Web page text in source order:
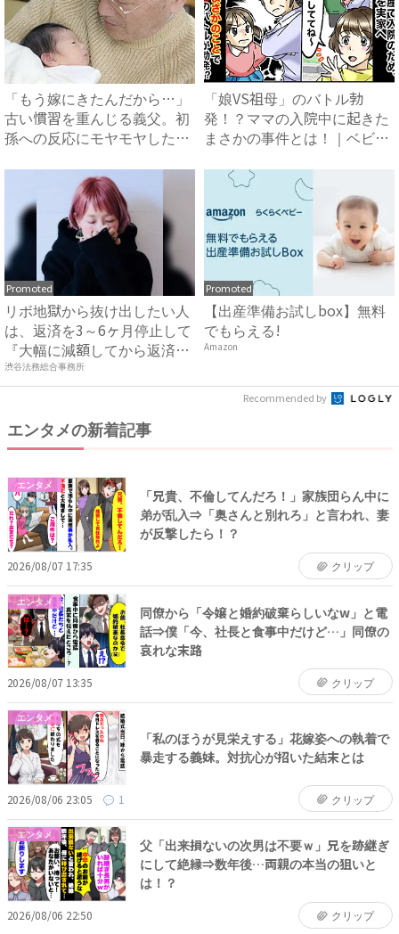
「もう嫁にきたんだから…」
古い慣習を重んじる義父。初
孫への反応にモヤモヤした体
「娘VS祖母」のバトル勃
発！？ママの入院中に起きた
まさかの事件とは！｜ベビー
Promoted
リボ地獄から抜け出したい人
は、返済を3～6ヶ月停止して
『大幅に減額してから返済
す...
渋谷法務総合事務所
Promoted
【出産準備お試しbox】無料
でもらえる!
Amazon
Recommended by
エンタメの新着記事
エンタメ
「兄貴、不倫してんだろ！」家族団らん中に
弟が乱入⇒「奥さんと別れろ」と言われ、妻
が反撃したら！？
2026/08/07 17:35 クリップ
エンタメ
同僚から「令嬢と婚約破棄らしいなw」と電
話⇒僕「今、社長と食事中だけど…」同僚の
哀れな末路
2026/08/07 13:35 クリップ
エンタメ
「私のほうが見栄えする」花嫁姿への執着で
暴走する義妹。対抗心が招いた結末とは
2026/08/06 23:05 1 クリップ
エンタメ
父「出来損ないの次男は不要ｗ」兄を跡継ぎ
にして絶縁⇒数年後…両親の本当の狙いと
は！？
2026/08/06 22:50 クリップ